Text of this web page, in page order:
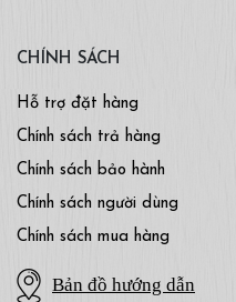
CHÍNH SÁCH
Hỗ trợ đặt hàng
Chính sách trả hàng
Chính sách bảo hành
Chính sách người dùng
Chính sách mua hàng
Bản đồ hướng dẫn